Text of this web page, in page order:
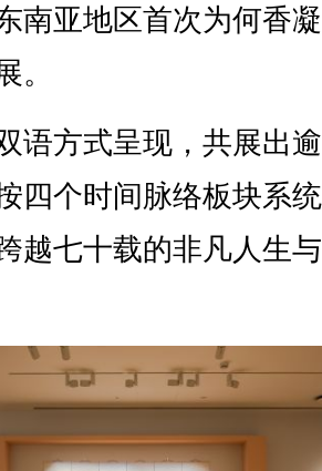
南亚地区首次为何香
。
方式呈现，共展出逾
四个时间脉络板块系
越七十载的非凡人生